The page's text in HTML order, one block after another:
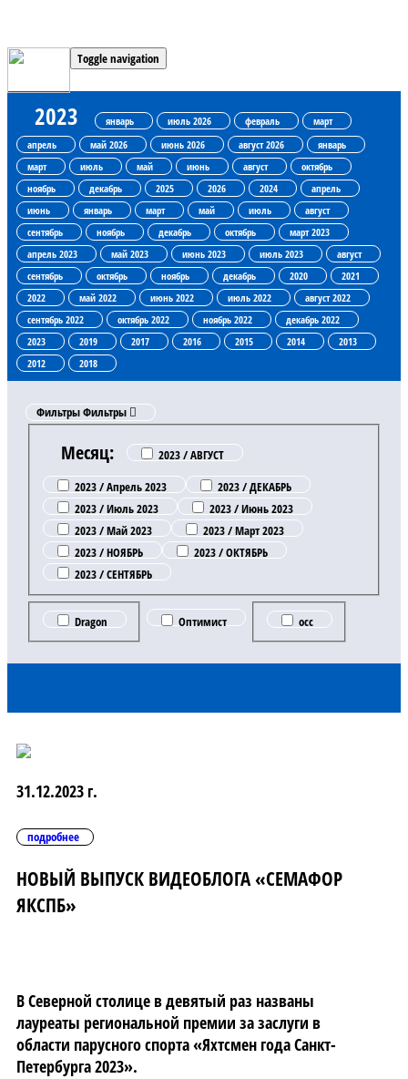
Toggle navigation
2023 январь июль 2026 февраль
март
апрель
май 2026 июнь 2026 август 2026
январь
март
июль май июнь август
октябрь
ноябрь
декабрь 2025 2026 2024
апрель
июнь
январь март май июль
август
сентябрь
ноябрь декабрь октябрь
март 2023
апрель 2023
май 2023 июнь 2023 июль 2023
август
сентябрь
октябрь ноябрь декабрь 2020
2021
2022
май 2022 июнь 2022 июль 2022
август 2022
сентябрь 2022
октябрь 2022 ноябрь 2022
декабрь 2022
2023
2019 2017 2016 2015 2014
2013
2012
2018
ФильтрыФильтры
Месяц:
2023 / АВГУСТ
2023 / Апрель 2023
2023 / ДЕКАБРЬ
2023 / Июль 2023
2023 / Июнь 2023
2023 / Май 2023
2023 / Март 2023
2023 / НОЯБРЬ
2023 / ОКТЯБРЬ
2023 / СЕНТЯБРЬ
Dragon Оптимист occ
31.12.2023 г.
подробнее
НОВЫЙ ВЫПУСК ВИДЕОБЛОГА «СЕМАФОР
ЯКСПБ»
В Северной столице в девятый раз названы
лауреаты региональной премии за заслуги в
области парусного спорта «Яхтсмен года Санкт-
Петербурга 2023».